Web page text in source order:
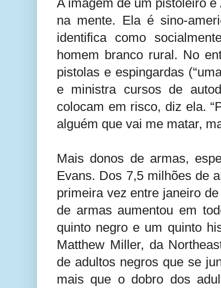
A imagem de um pistoleiro
na mente. Ela é sino-
identifica como
homem branco rural. No
pistolas e espingardas
e ministra cursos de
colocam em risco, diz ela.
alguém que vai me matar,
Mais donos de armas,
Evans. Dos 7,5 milhões de
primeira vez entre janeiro
de armas aumentou em
quinto negro e um quinto
Matthew Miller, da
de adultos negros que se
mais que o dobro dos